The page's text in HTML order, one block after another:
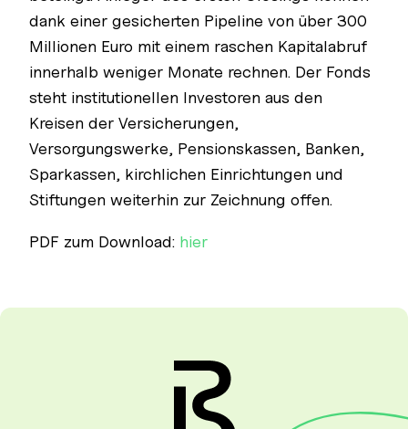
dank einer gesicherten Pipeline von über 300
Millionen Euro mit einem raschen Kapitalabruf
innerhalb weniger Monate rechnen. Der Fonds
steht institutionellen Investoren aus den
Kreisen der Versicherungen,
Versorgungswerke, Pensionskassen, Banken,
Sparkassen, kirchlichen Einrichtungen und
Stiftungen weiterhin zur Zeichnung offen.
PDF zum Download: hier